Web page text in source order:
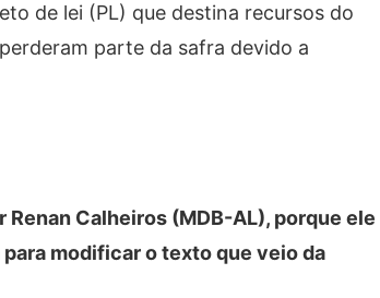
de lei (PL) que destina recursos do
parte da safra devido a
Calheiros (MDB-AL), porque ele
modificar o texto que veio da